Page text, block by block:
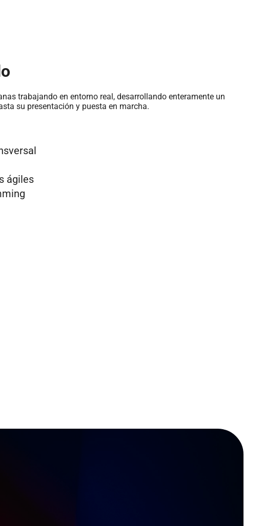
trabajando en entorno real, desarrollando enteramente un
su presentación y puesta en marcha.
ágiles